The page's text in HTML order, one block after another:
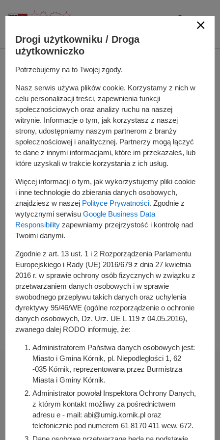
OSTRZEŻNIE O
UPAŁACH
Dodano 2025-07-01
Komunikat ostrzegawczy IMGW – w dniu 2.07.2025 r. od
godz. 12:00 do godz. 21:00 prognozuje się upał.
Temperatura maksymalna w dzień od 32 °C do 35
Prosimy o zachowanie ostrożności i unikanie przebywania
na słońcu.
Autor wpisu
Podziel się z innymi:
Facebook
E-mail
Urząd Miasta i Gminy w Kórniku
Pl. Niepodległości 1
62-035 Kórnik
Drogi użytkowniku / Droga
użytkowniczko
Potrzebujemy na to Twojej zgody.
Nasz serwis używa plików cookie. Korzystamy z nich w
celu personalizacji treści, zapewnienia funkcji
społecznościowych oraz analizy ruchu na naszej
witrynie. Informacje o tym, jak korzystasz z naszej
strony, udostępniamy naszym partnerom z branży
społecznościowej i analitycznej. Partnerzy mogą łączyć
te dane z innymi informacjami, które im przekazałeś, lub
które uzyskali w trakcie korzystania z ich usług.
Więcej informacji o tym, jak wykorzystujemy pliki cookie
i inne technologie do zbierania danych osobowych,
znajdziesz w naszej Polityce Prywatności. Zgodnie z
wytycznymi serwisuGoogle Business Data
Responsibility zapewniamy przejrzystość i kontrolę nad
Twoimi danymi.
Zgodnie z art. 13 ust. 1 i 2 Rozporządzenia Parlamentu
Europejskiego i Rady (UE) 2016/679 z dnia 27 kwietnia
2016 r. w sprawie ochrony osób fizycznych w związku z
przetwarzaniem danych osobowych i w sprawie
swobodnego przepływu takich danych oraz uchylenia
dyrektywy 95/46/WE (ogólne rozporządzenie o ochronie
danych osobowych, Dz. Urz. UE L 119 z 04.05.2016),
zwanego dalej RODO informuję, że:
Administratorem Państwa danych osobowych jest:
Miasto i Gmina Kórnik, pl. Niepodległości 1, 62
-035 Kórnik, reprezentowana przez Burmistrza
Miasta i Gminy Kórnik.
Administrator powołał Inspektora Ochrony Danych,
z którym kontakt możliwy za pośrednictwem
adresu e - mail: abi@umig.kornik.pl oraz
telefonicznie pod numerem 61 8170 411 wew. 672.